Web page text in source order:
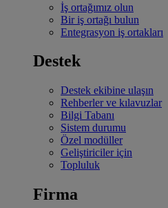
İş ortağımız olun
Bir iş ortağı bulun
Entegrasyon iş ortakları
Destek
Destek ekibine ulaşın
Rehberler ve kılavuzlar
Bilgi Tabanı
Sistem durumu
Özel modüller
Geliştiriciler için
Topluluk
Firma